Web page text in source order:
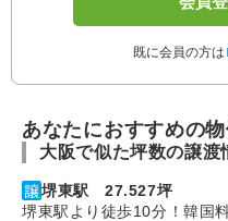
既に会員の方は
あなたにおすすめの
大阪で似た坪数の譲渡
堺東駅 27.527坪
堺東駅より徒歩10分！韓国